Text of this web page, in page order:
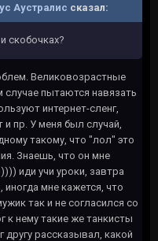
Аустралис сказал:
скобочках?
Великовозрастные
пытаются навязать
интернет-сленг,
и пр. У меня был случай,
такому, что "лол" это
Знаешь, что он мне
иди учи уроки, завтра
мне кажется, что
так и не согласился со
к нему такие же танкисты
рассказывал, какой